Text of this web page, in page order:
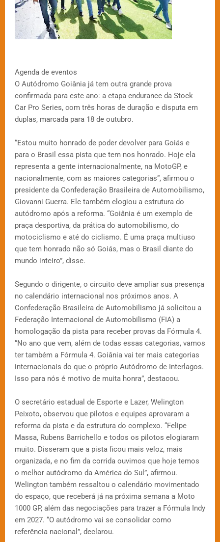
Agenda de eventos
O Autódromo Goiânia já tem outra grande prova
confirmada para este ano: a etapa endurance da Stock
Car Pro Series, com três horas de duração e disputa em
duplas, marcada para 18 de outubro.
“Estou muito honrado de poder devolver para Goiás e
para o Brasil essa pista que tem nos honrado. Hoje ela
representa a gente internacionalmente, na MotoGP, e
nacionalmente, com as maiores categorias”, afirmou o
presidente da Confederação Brasileira de Automobilismo,
Giovanni Guerra. Ele também elogiou a estrutura do
autódromo após a reforma. “Goiânia é um exemplo de
praça desportiva, da prática do automobilismo, do
motociclismo e até do ciclismo. É uma praça multiuso
que tem honrado não só Goiás, mas o Brasil diante do
mundo inteiro”, disse.
Segundo o dirigente, o circuito deve ampliar sua presença
no calendário internacional nos próximos anos. A
Confederação Brasileira de Automobilismo já solicitou a
Federação Internacional de Automobilismo (FIA) a
homologação da pista para receber provas da Fórmula 4.
“No ano que vem, além de todas essas categorias, vamos
ter também a Fórmula 4. Goiânia vai ter mais categorias
internacionais do que o próprio Autódromo de Interlagos.
Isso para nós é motivo de muita honra”, destacou.
O secretário estadual de Esporte e Lazer, Welington
Peixoto, observou que pilotos e equipes aprovaram a
reforma da pista e da estrutura do complexo. “Felipe
Massa, Rubens Barrichello e todos os pilotos elogiaram
muito. Disseram que a pista ficou mais veloz, mais
organizada, e no fim da corrida ouvimos que hoje temos
o melhor autódromo da América do Sul”, afirmou.
Welington também ressaltou o calendário movimentado
do espaço, que receberá já na próxima semana a Moto
1000 GP, além das negociações para trazer a Fórmula Indy
em 2027. “O autódromo vai se consolidar como
referência nacional”, declarou.